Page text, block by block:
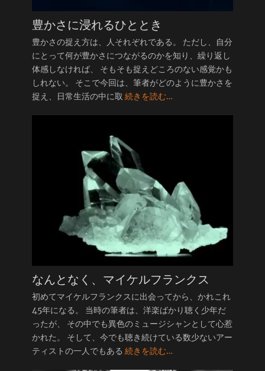
豊かさに浸れるひととき
豊かさの捉え方は、人それぞれである。 ただし、自分
にとって何が豊かさにつながるのかを知り、繰り返し
体感しなければ、 そもそも捉えどころのない感覚かも
しれない。 そこで今回は、筆者がどのように豊かさを
捉え、日常生活の中に取 続きを読む…
なんとなく、マイケルフランクス
初めてマイケルフランクスに出会ってから、かれこれ
45年になる。 当時の筆者は、洋楽ばかり聴く少年だ
ったが、 その中でも異色のミュージシャンとして心惹
かれた。 そして、今でも聴き続けている数少ないアー
ティストの一人でもある 続きを読む…